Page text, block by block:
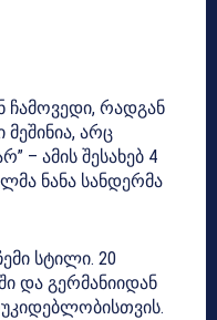
ჩამოვედი, რადგან
მეშინია, არც
– ამის შესახებ 4
ნანა სანდერმა
სტილი. 20
და გერმანიიდან